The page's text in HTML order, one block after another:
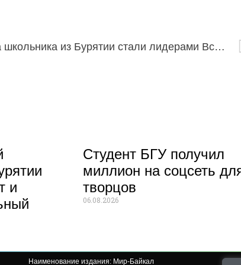
Два школьника из Бурятии стали лидерами Всероссийской олимпиады по химии
и
Студент БГУ получил
миллион на соцсеть
творцов
06.08.2026
Наименование издания: Мир-Байкал